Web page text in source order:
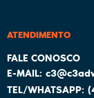
ATENDIMENTO